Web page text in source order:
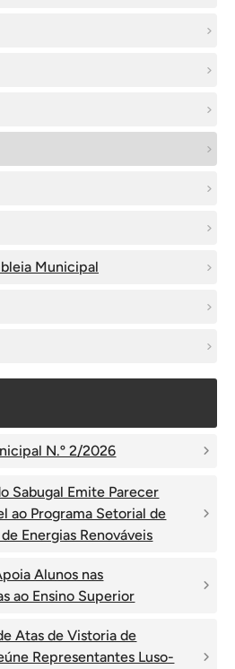
Municipal
N.º 2/2026
Sabugal Emite Parecer
ao Programa Setorial de
Energias Renováveis
Alunos nas
ao Ensino Superior
Atas de Vistoria de
Representantes Luso-